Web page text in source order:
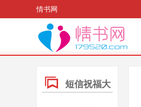
情书网
短信祝福大